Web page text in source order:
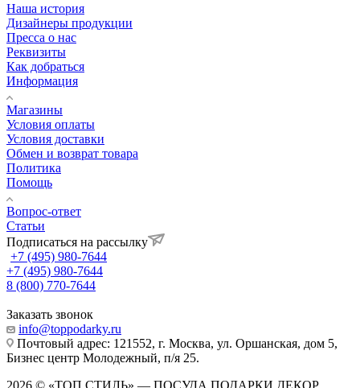
Наша история
Дизайнеры продукции
Пресса о нас
Реквизиты
Как добраться
Информация
Магазины
Условия оплаты
Условия доставки
Обмен и возврат товара
Политика
Помощь
Вопрос-ответ
Статьи
Подписаться на рассылку
+7 (495) 980-7644
+7 (495) 980-7644
8 (800) 770-7644
Заказать звонок
info@toppodarky.ru
Почтовый адрес: 121552, г. Москва, ул. Оршанская, дом 5,
Бизнес центр Молодежный, п/я 25.
2026 © «ТОП СТИЛЬ» — ПОСУДА ПОДАРКИ ДЕКОР